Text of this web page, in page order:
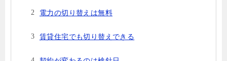
電力の切り替えは無料
賃貸住宅でも切り替えできる